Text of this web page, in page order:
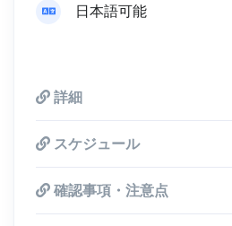
日本語可能
詳細
スケジュール
確認事項・注意点